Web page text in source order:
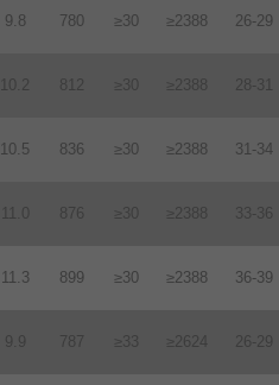
9.8 780 ≥30 ≥2388 26-29
10.2 812 ≥30 ≥2388 28-31
10.5 836 ≥30 ≥2388 31-34
11.0 876 ≥30 ≥2388 33-36
11.3 899 ≥30 ≥2388 36-39
9.9 787 ≥33 ≥2624 26-29